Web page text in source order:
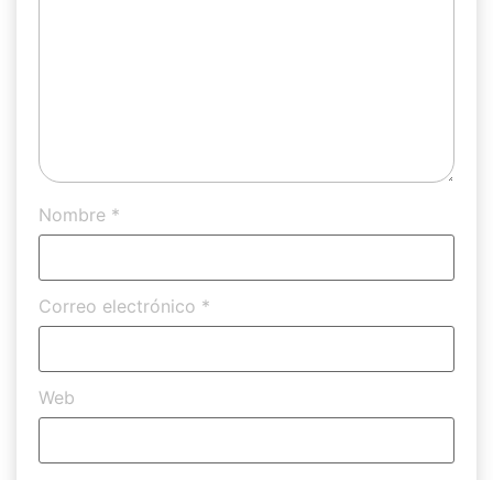
Nombre *
Correo electrónico *
Web